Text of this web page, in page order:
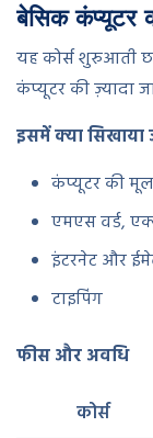
बेसिक कंप्यूटर
यह कोर्स शुरुआती
कंप्यूटर की ज़्यादा
इसमें क्या सिखाया
कंप्यूटर की मूल
एमएस वर्ड,
इंटरनेट और
टाइपिंग
फीस और अवधि
कोर्स